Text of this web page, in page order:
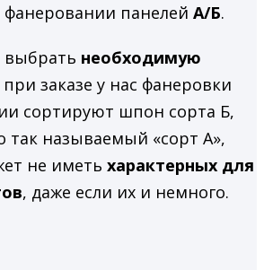
фанеровании панелей А/Б.
выбрать необходимую
заказе у нас фанеровки
сортируют шпон сорта Б,
так называемый «сорт А»,
не иметь характерных для
, даже если их и немного.